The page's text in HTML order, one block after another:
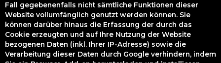
Fall gegebenenfalls nicht sämtliche Funktionen dieser
Website vollumfänglich genutzt werden können. Sie
können darüber hinaus die Erfassung der durch das
Cookie erzeugten und auf Ihre Nutzung der Website
bezogenen Daten (inkl. Ihrer IP-Adresse) sowie die
Verarbeitung dieser Daten durch Google verhindern, indem